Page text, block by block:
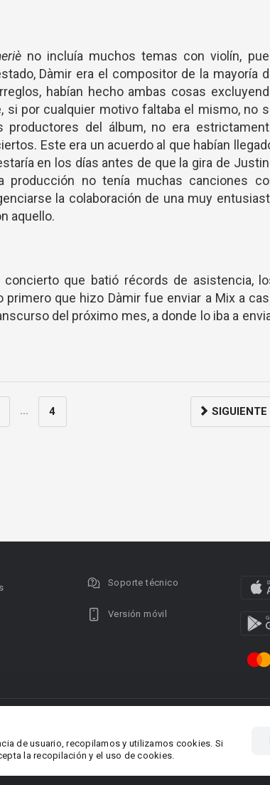
no incluía muchos temas con violín,
Dàmir era el compositor de la mayoría
habían hecho ambas cosas
si por cualquier motivo faltaba el mismo, no
del álbum, no era
Este era un acuerdo al que habían
en los días antes de que la gira de
producción no tenía muchas canciones
la colaboración de una muy
aquello.
que batió récords de asistencia,
que hizo Dàmir fue enviar a Mix a
del próximo mes, a donde lo iba a
... 4 SIGUIENTE
de usuario, recopilamos y utilizamos cookies. Si
la recopilación y el uso de cookies.
Soporte técnico
Versión móvil
Área RR.PP.: pr@booknet.com